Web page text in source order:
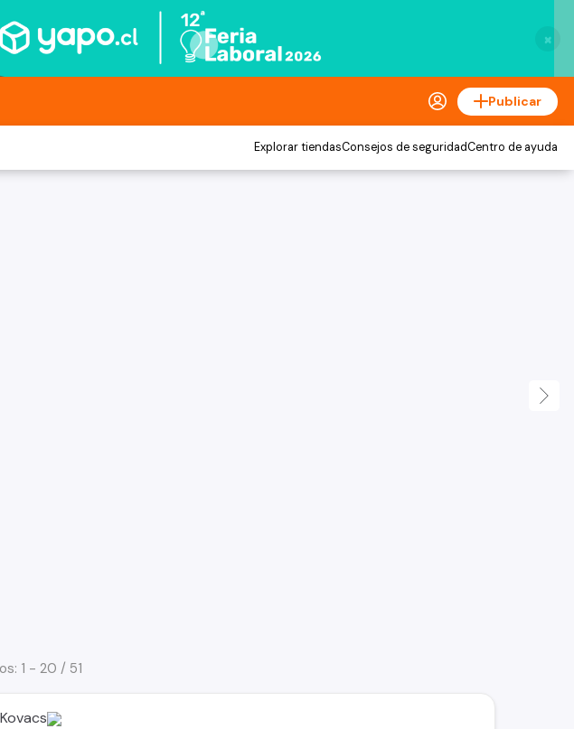
×
Publicar
Explorar tiendasConsejos de seguridadCentro de ayuda
1 - 20 / 51
Kovacs